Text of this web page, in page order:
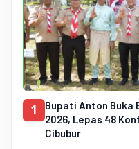
1
Bupati Anton Buka
2026, Lepas 48
Cibubur